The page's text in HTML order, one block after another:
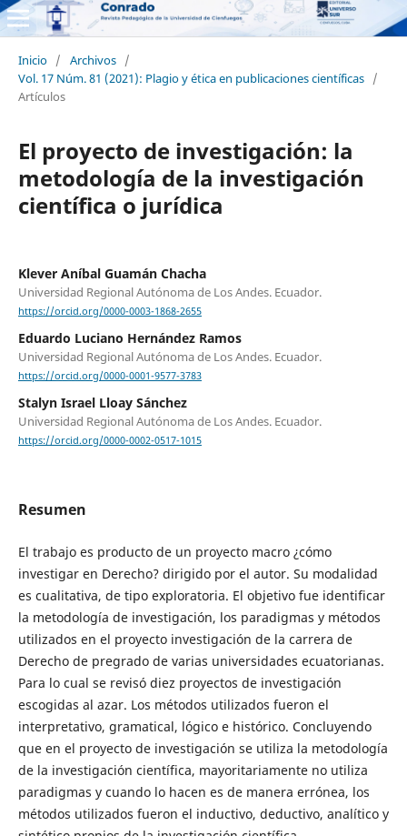
Inicio / Archivos /
Vol. 17 Núm. 81 (2021): Plagio y ética en publicaciones científicas /
Artículos
El proyecto de investigación: la
metodología de la investigación
científica o jurídica
Klever Aníbal Guamán Chacha
Universidad Regional Autónoma de Los Andes. Ecuador.
https://orcid.org/0000-0003-1868-2655
Eduardo Luciano Hernández Ramos
Universidad Regional Autónoma de Los Andes. Ecuador.
https://orcid.org/0000-0001-9577-3783
Stalyn Israel Lloay Sánchez
Universidad Regional Autónoma de Los Andes. Ecuador.
https://orcid.org/0000-0002-0517-1015
Resumen
El trabajo es producto de un proyecto macro ¿cómo
investigar en Derecho? dirigido por el autor. Su modalidad
es cualitativa, de tipo exploratoria. El objetivo fue identificar
la metodología de investigación, los paradigmas y métodos
utilizados en el proyecto investigación de la carrera de
Derecho de pregrado de varias universidades ecuatorianas.
Para lo cual se revisó diez proyectos de investigación
escogidas al azar. Los métodos utilizados fueron el
interpretativo, gramatical, lógico e histórico. Concluyendo
que en el proyecto de investigación se utiliza la metodología
de la investigación científica, mayoritariamente no utiliza
paradigmas y cuando lo hacen es de manera errónea, los
métodos utilizados fueron el inductivo, deductivo, analítico y